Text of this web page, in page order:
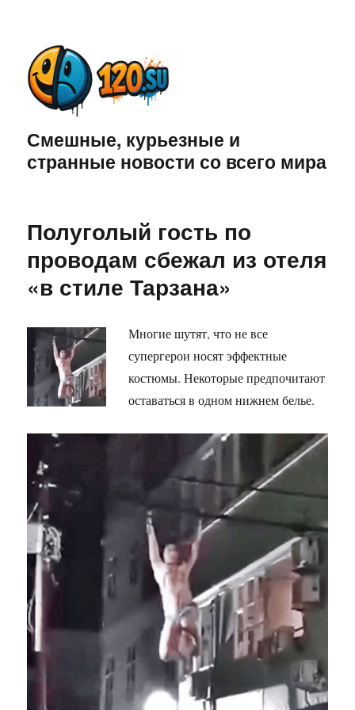
Смешные, курьезные и
странные новости со всего мира
Полуголый гость по
проводам сбежал из отеля
«в стиле Тарзана»
Многие шутят, что не все
супергерои носят эффектные
костюмы. Некоторые предпочитают
оставаться в одном нижнем белье.